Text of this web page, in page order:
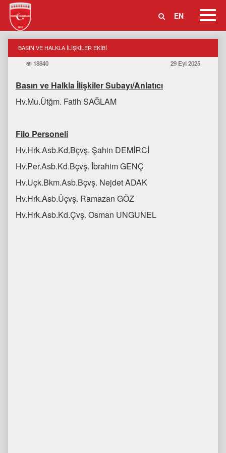
EN
BASIN VE HALKLA İLİŞKİLER EKİBİ
18840 29 Eyl 2025
Basın ve Halkla İlişkiler Subayı/Anlatıcı
Hv.Mu.Ütğm. Fatih SAĞLAM
Filo Personeli
Hv.Hrk.Asb.Kd.Bçvş. Şahin DEMİRCİ
Hv.Per.Asb.Kd.Bçvş. İbrahim GENÇ
Hv.Uçk.Bkm.Asb.Bçvş. Nejdet ADAK
Hv.Hrk.Asb.Üçvş. Ramazan GÖZ
Hv.Hrk.Asb.Kd.Çvş. Osman UNGUNEL